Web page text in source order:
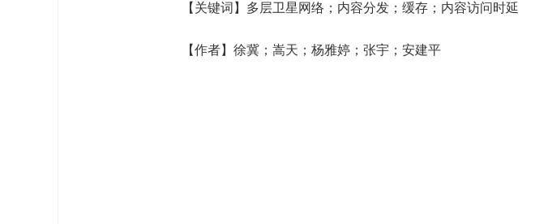
【关键词】多层卫星网络；内容分发；缓存；内容访问时延
【作者】徐冀；嵩天；杨雅婷；张宇；安建平